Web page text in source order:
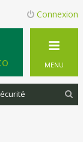
Connexion
MENU